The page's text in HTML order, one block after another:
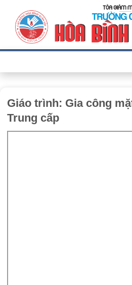
Giáo trình: Gia công
Trung cấp